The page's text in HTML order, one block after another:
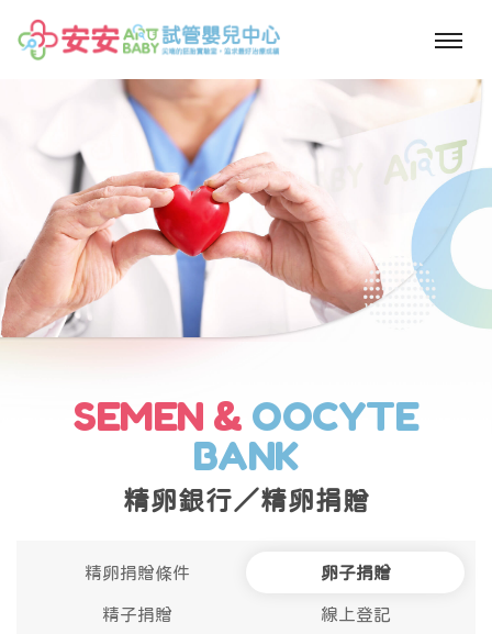
安安十全婦幼中心,高雄試管嬰兒,高雄婦產科,高雄小兒科,不孕症檢查,人工
受孕,冷凍精卵,精卵捐贈,精卵受贈
SEMEN & OOCYTE
BANK
精卵銀行／精卵捐贈
精卵捐贈條件 卵子捐贈
精子捐贈 線上登記